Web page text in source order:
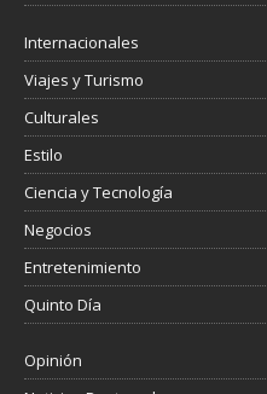
Internacionales
Viajes y Turismo
Culturales
Estilo
Ciencia y Tecnología
Negocios
Entretenimiento
Quinto Día
Opinión